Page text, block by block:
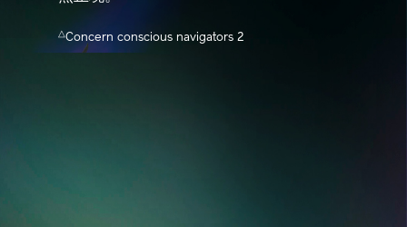
△Concern conscious navigators 2